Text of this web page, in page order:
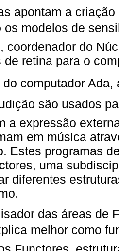
apontam a
os modelos de
coordenador do
de retina para o
computador Ada,
são usados
a expressão
em música
Estes programas
uma
diferentes
das áreas de
melhor como